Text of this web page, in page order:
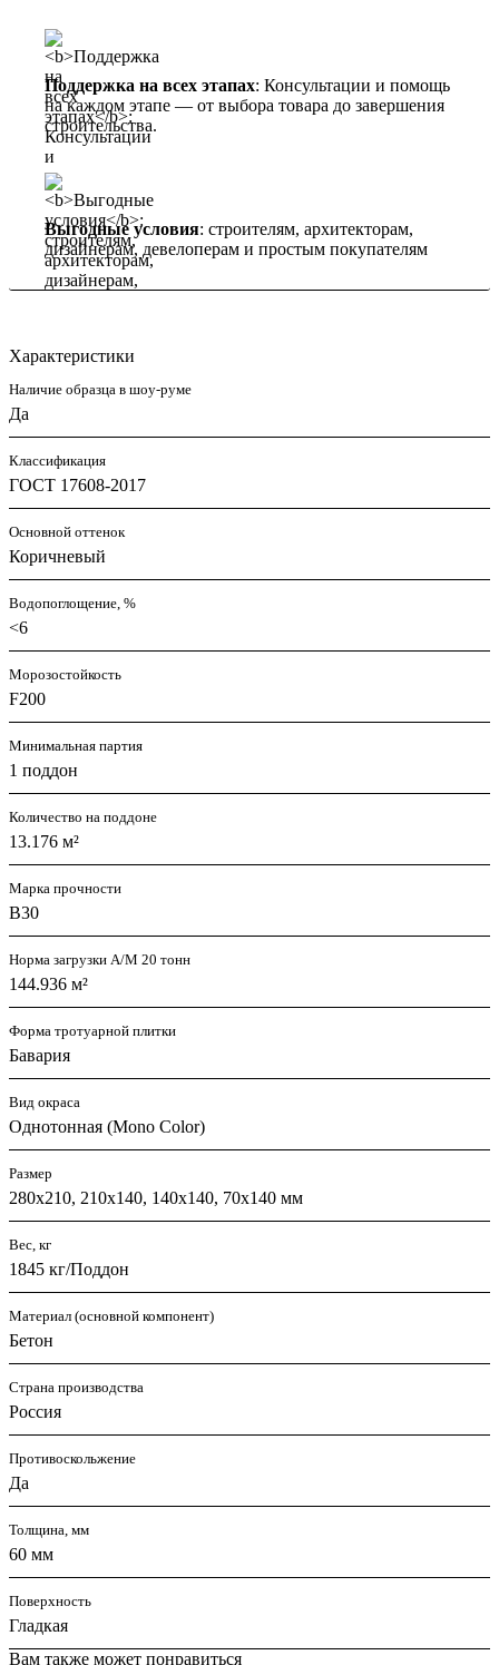
Поддержка на всех этапах: Консультации и помощь
на каждом этапе — от выбора товара до завершения
строительства.
Выгодные условия: строителям, архитекторам,
дизайнерам, девелоперам и простым покупателям
Характеристики
Наличие образца в шоу-руме
Да
Классификация
ГОСТ 17608-2017
Основной оттенок
Коричневый
Водопоглощение, %
<6
Морозостойкость
F200
Минимальная партия
1 поддон
Количество на поддоне
13.176 м²
Марка прочности
B30
Норма загрузки А/М 20 тонн
144.936 м²
Форма тротуарной плитки
Бавария
Вид окраса
Однотонная (Mono Color)
Размер
280х210, 210х140, 140х140, 70х140 мм
Вес, кг
1845 кг/Поддон
Материал (основной компонент)
Бетон
Страна производства
Россия
Противоскольжение
Да
Толщина, мм
60 мм
Поверхность
Гладкая
Вам также может понравиться